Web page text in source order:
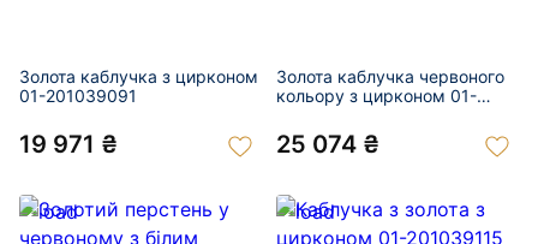
Золота каблучка з цирконом
01-201039091
19 971 ₴
Золота каблучка червоного
кольору з цирконом 01-
25 074 ₴